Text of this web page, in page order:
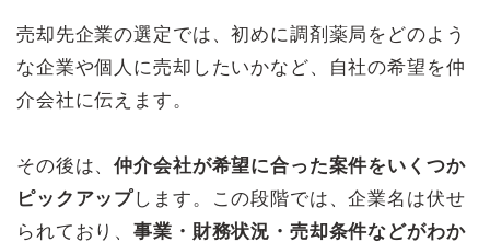
売却先企業の選定では、初めに調剤薬局をどのよう
な企業や個人に売却したいかなど、自社の希望を仲
介会社に伝えます。
その後は、仲介会社が希望に合った案件をいくつか
ピックアップします。この段階では、企業名は伏せ
られており、事業・財務状況・売却条件などがわか